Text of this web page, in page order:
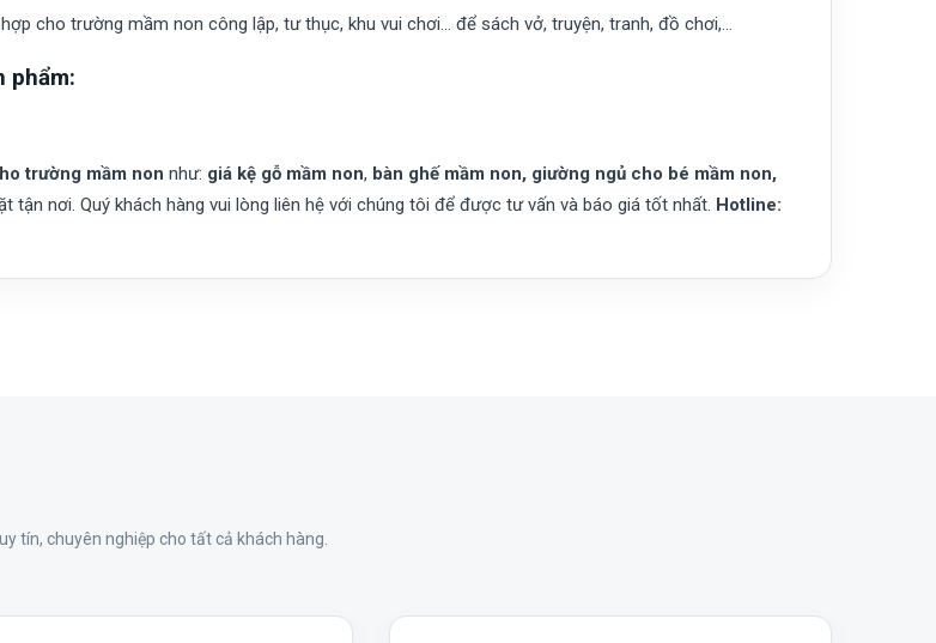
cho trường mầm non công lập, tư thục, khu vui chơi… để sách vở, truyện, tranh, đồ chơi,…
phẩm:
trường mầm non như: giá kệ gỗ mầm non, bàn ghế mầm non, giường ngủ cho bé mầm non,
nơi. Quý khách hàng vui lòng liên hệ với chúng tôi để được tư vấn và báo giá tốt nhất. Hotline:
tín, chuyên nghiệp cho tất cả khách hàng.